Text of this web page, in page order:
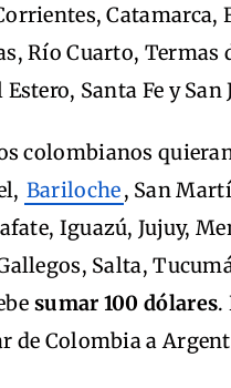
Río Cuarto,
Santa Fe y San
colombianos
Bariloche, San
Iguazú, Jujuy,
Salta,
sumar 100 dólares.
de Colombia a